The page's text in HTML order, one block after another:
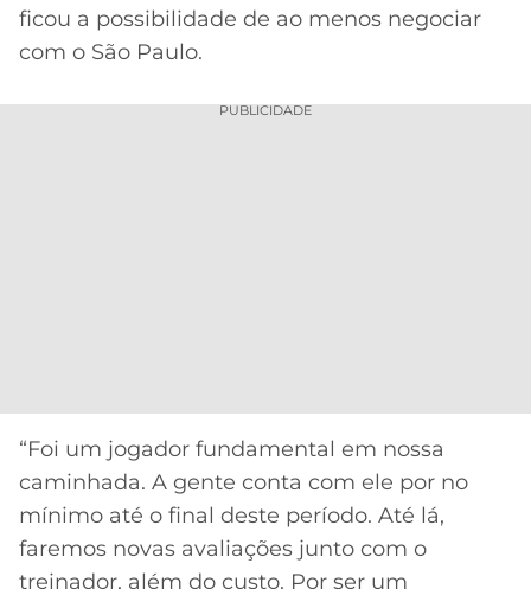
ficou a possibilidade de ao menos negociar
com o São Paulo.
PUBLICIDADE
“Foi um jogador fundamental em nossa
caminhada. A gente conta com ele por no
mínimo até o final deste período. Até lá,
faremos novas avaliações junto com o
treinador, além do custo. Por ser um